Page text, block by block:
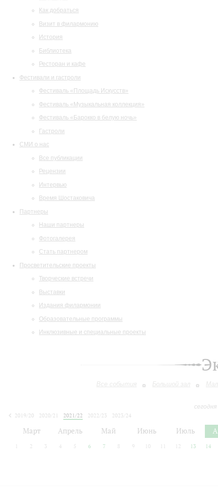
Как добраться
Визит в филармонию
История
Библиотека
Ресторан и кафе
Фестивали и гастроли
Фестиваль «Площадь Искусств»
Фестиваль «Музыкальная коллекция»
Фестиваль «Барокко в белую ночь»
Гастроли
СМИ о нас
Все публикации
Рецензии
Интервью
Время Шостаковича
Партнеры
Наши партнеры
Фотогалерея
Стать партнером
Просветительские проекты
Творческие встречи
Выставки
Издания филармонии
Образовательные программы
Инклюзивные и специальные проекты
Все события Большой зал
2019/20
2020/21 2021/22 2022/23
2023/24
Март Апрель Май Июнь Июль
2 3 4 5 6 7 8 9 10 12 13 14